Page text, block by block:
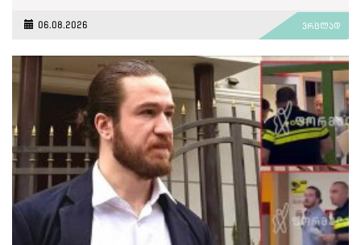
06.08.2026 ვრცლად